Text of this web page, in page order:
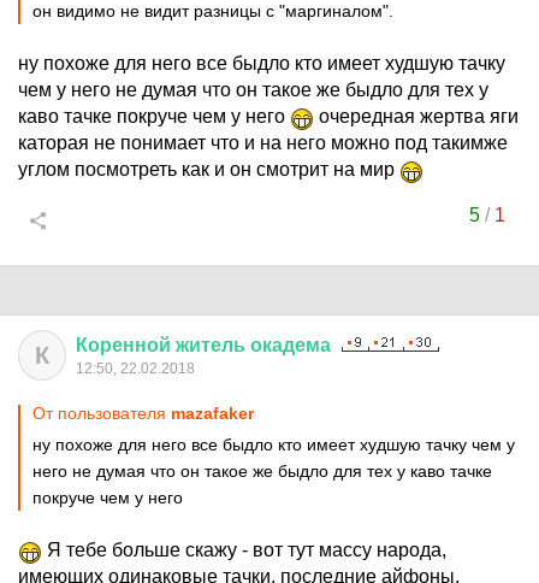
он видимо не видит разницы с "маргиналом".
ну похоже для него все быдло кто имеет худшую тачку
чем у него не думая что он такое же быдло для тех у
каво тачке покруче чем у него
очередная жертва яги
каторая не понимает что и на него можно под такимже
углом посмотреть как и он смотрит на мир
5/ 1
К Коренной житель окадема
12:50, 22.02.2018
От пользователя mazafaker
ну похоже для него все быдло кто имеет худшую тачку чем у
него не думая что он такое же быдло для тех у каво тачке
покруче чем у него
Я тебе больше скажу - вот тут массу народа,
имеющих одинаковые тачки, последние айфоны,